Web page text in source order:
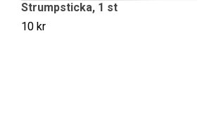
Strumpsticka, 1 st
10 kr